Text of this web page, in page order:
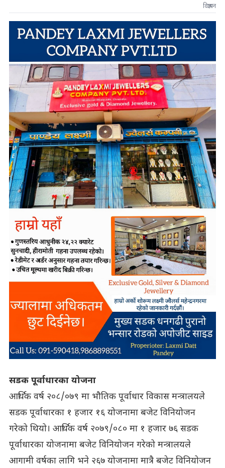
विज्ञापन
सडक पूर्वाधारका योजना
आर्थिक वर्ष २०८/०७९ मा भौतिक पूर्वाधार विकास मन्त्रालयले
सडक पूर्वाधारका १ हजार १६ योजनामा बजेट विनियोजन
गरेको थियो। आर्थिक वर्ष २०७९/०८० मा १ हजार ७६ सडक
पूर्वाधारका योजनामा बजेट विनियोजन गरेको मन्त्रालयले
आगामी वर्षका लागि भने २६७ योजनामा मात्रै बजेट विनियोजन